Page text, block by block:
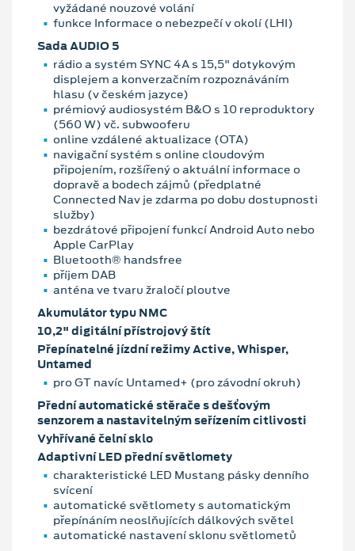
vyžádané nouzové volání
funkce Informace o nebezpečí v okolí (LHI)
Sada AUDIO 5
rádio a systém SYNC 4A s 15,5" dotykovým
displejem a konverzačním rozpoznáváním
hlasu (v českém jazyce)
prémiový audiosystém B&O s 10 reproduktory
(560 W) vč. subwooferu
online vzdálené aktualizace (OTA)
navigační systém s online cloudovým
připojením, rozšířený o aktuální informace o
dopravě a bodech zájmů (předplatné
Connected Nav je zdarma po dobu dostupnosti
služby)
bezdrátové připojení funkcí Android Auto nebo
Apple CarPlay
Bluetooth® handsfree
příjem DAB
anténa ve tvaru žraločí ploutve
Akumulátor typu NMC
10,2" digitální přístrojový štít
Přepínatelné jízdní režimy Active, Whisper,
Untamed
pro GT navíc Untamed+ (pro závodní okruh)
Přední automatické stěrače s dešťovým
senzorem a nastavitelným seřízením citlivosti
Vyhřívané čelní sklo
Adaptivní LED přední světlomety
charakteristické LED Mustang pásky denního
svícení
automatické světlomety s automatickým
přepínáním neoslňujících dálkových světel
automatické nastavení sklonu světlometů